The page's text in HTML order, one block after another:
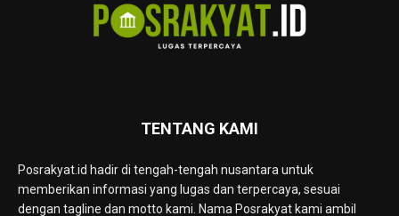
TENTANG KAMI
Posrakyat.id hadir di tengah-tengah nusantara untuk
memberikan informasi yang lugas dan terpercaya, sesuai
dengan tagline dan motto kami. Nama Posrakyat kami ambil